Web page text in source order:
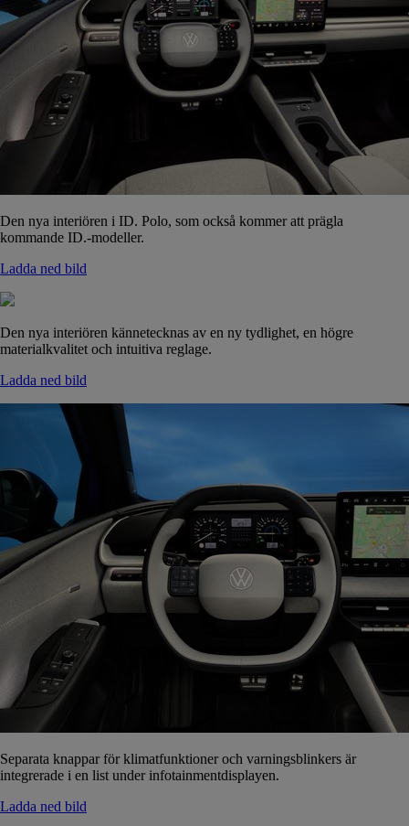
Den nya interiören i ID. Polo, som också kommer att prägla
kommande ID.-modeller.
Ladda ned bild
Den nya interiören kännetecknas av en ny tydlighet, en högre
materialkvalitet och intuitiva reglage.
Ladda ned bild
Separata knappar för klimatfunktioner och varningsblinkers är
integrerade i en list under infotainmentdisplayen.
Ladda ned bild